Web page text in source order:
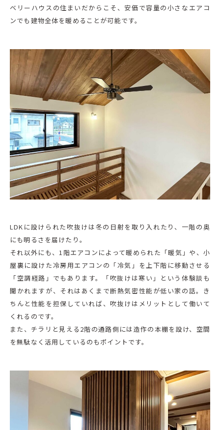
ベリーハウスの住まいだからこそ、安価で容量の小さなエアコ
ンでも建物全体を暖めることが可能です。
LDKに設けられた吹抜けは冬の日射を取り入れたり、一階の奥
にも明るさを届けたり。
それ以外にも、1階エアコンによって暖められた「暖気」や、小
屋裏に設けた冷房用エアコンの「冷気」を上下階に移動させる
「空調経路」でもあります。「吹抜けは寒い」という体験談も
聞かれますが、それはあくまで断熱気密性能が低い家の話。き
ちんと性能を担保していれば、吹抜けはメリットとして働いて
くれるのです。
また、チラリと見える2階の通路側には造作の本棚を設け、空間
を無駄なく活用しているのもポイントです。